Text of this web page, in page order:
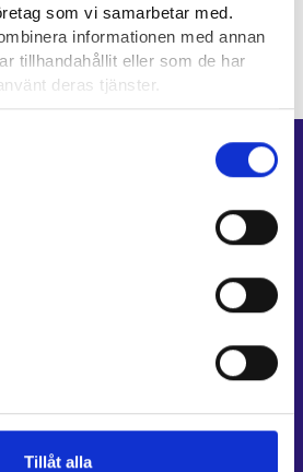
som vi samarbetar med.
informationen med annan
tillhandahållit eller som de har
deras tjänster.
Tillåt alla
integrimit në shërbimet e punësimit⁠
sysselsättningsområden